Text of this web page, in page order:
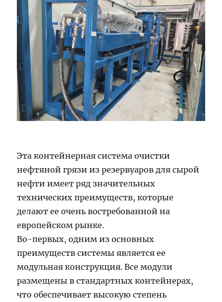
Эта контейнерная система очистки
нефтяной грязи из резервуаров для сырой
нефти имеет ряд значительных
технических преимуществ, которые
делают ее очень востребованной на
европейском рынке.
Во-первых, одним из основных
преимуществ системы является ее
модульная конструкция. Все модули
размещены в стандартных контейнерах,
что обеспечивает высокую степень